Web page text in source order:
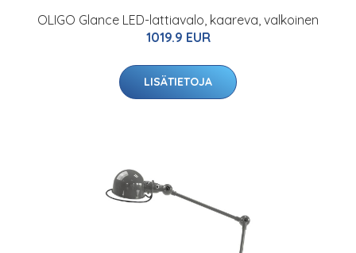
OLIGO Glance LED-lattiavalo, kaareva, valkoinen
1019.9 EUR
LISÄTIETOJA